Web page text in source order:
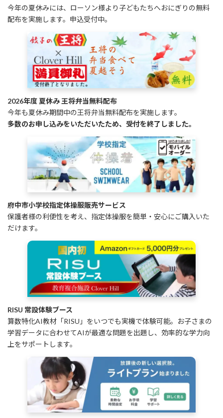
今年の夏休みには、ローソン様より子どもたちへおにぎりの無料
配布を実施します。申込受付中。
2026年度 夏休み 王将弁当無料配布
今年も夏休み期間中の王将弁当無料配布を実施します。
多数のお申し込みをいただいたため、受付を終了しました。
府中市小学校指定体操服販売サービス
保護者様の利便性を考え、指定体操服を簡単・安心にご購入いた
だけます。
RISU 常設体験ブース
算数特化AI教材「RISU」をいつでも実機で体験可能。お子さまの
学習データに合わせてAIが最適な問題を出題し、効率的な学力向
上をサポートします。